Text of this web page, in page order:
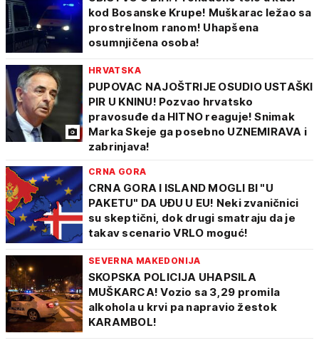
kod Bosanske Krupe! Muškarac ležao sa
prostrelnom ranom! Uhapšena
osumnjičena osoba!
HRVATSKA
PUPOVAC NAJOŠTRIJE OSUDIO USTAŠKI
PIR U KNINU! Pozvao hrvatsko
pravosuđe da HITNO reaguje! Snimak
Marka Skeje ga posebno UZNEMIRAVA i
zabrinjava!
CRNA GORA
CRNA GORA I ISLAND MOGLI BI "U
PAKETU" DA UĐU U EU! Neki zvaničnici
su skeptični, dok drugi smatraju da je
takav scenario VRLO moguć!
SEVERNA MAKEDONIJA
SKOPSKA POLICIJA UHAPSILA
MUŠKARCA! Vozio sa 3,29 promila
alkohola u krvi pa napravio žestok
KARAMBOL!